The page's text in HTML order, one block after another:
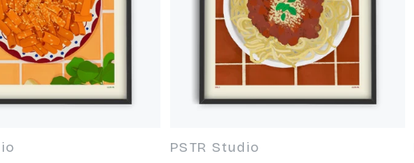
: Fournisseur :
PSTR Studio